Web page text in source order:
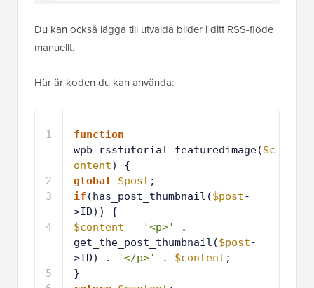
Du kan också lägga till utvalda bilder i ditt RSS-flöde
manuellt.
Här är koden du kan använda:
1
2
3
4
5
function
wpb_rsstutorial_featuredimage($c
ontent) {
global
$post ;
if (has_post_thumbnail($post-
>ID)) {
$content = '<p>'
.
get_the_post_thumbnail($post-
>ID) .
'</p>' . $content ;
}